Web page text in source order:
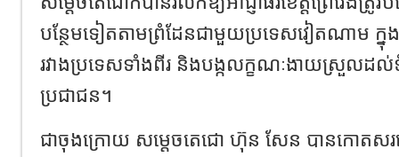
បន្ថែមទៀតតាមព្រំដែនជាមួយប្រទេសវៀតណាម ក្
រវាងប្រទេសទាំងពីរ និងបង្កលក្ខណៈងាយស្រួលដ
ប្រជាជន។
ជាចុងក្រោយ សម្តេចតេជោ ហ៊ុន សែន បានកោតសរស